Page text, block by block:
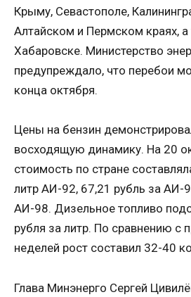
Крыму, Севастополе,
Алтайском и Пермском краях,
Хабаровске. Министерство
предупреждало, что перебои
конца октября.
Цены на бензин
восходящую динамику. На 20
стоимость по стране
литр АИ-92, 67,21 рубль за АИ-
АИ-98. Дизельное топливо
рубля за литр. По сравнению с
неделей рост составил 32-40
Глава Минэнерго Сергей